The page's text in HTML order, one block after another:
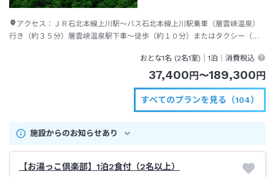
アクセス： ＪＲ石北本線上川駅～バス石北本線上川駅乗車（層雲峡温泉）
行き（約３５分）層雲峡温泉駅下車～徒歩（約１０分）またはタクシー（約
おとな1名 (2名1室)｜1泊 ｜消費税込
37,400円〜189,300円
すべてのプランを見る（104）
施設からのお知らせあり
【お湯っこ倶楽部】1泊2食付（2名以上）